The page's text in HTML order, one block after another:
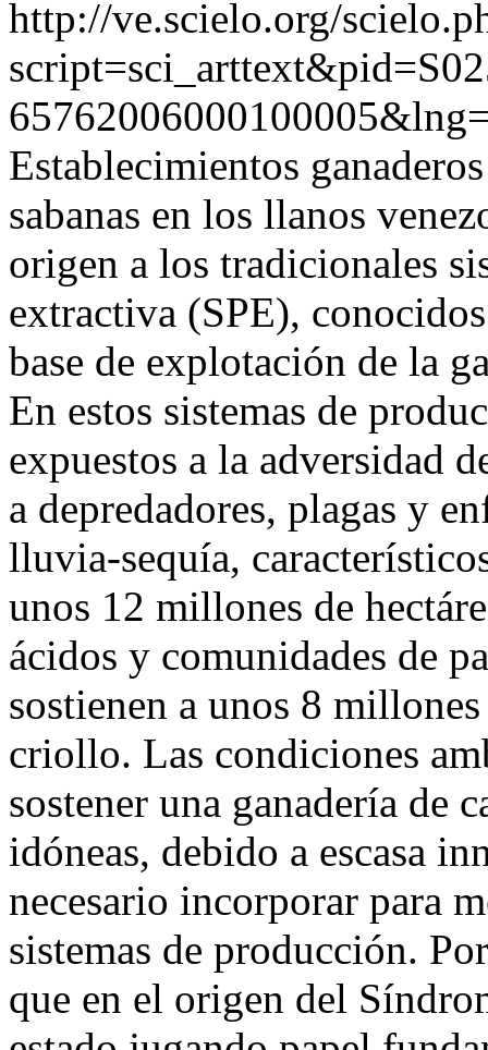
http://ve.scielo.org/
Establecimientos
sabanas en los llanos
origen a los tradicionales
extractiva (SPE),
base de explotación de la
En estos sistemas de
expuestos a la adversidad
a depredadores, plagas y
lluvia-sequía,
unos 12 millones de
ácidos y comunidades de
sostienen a unos 8
criollo. Las condiciones
sostener una ganadería de
idóneas, debido a escasa
necesario incorporar para
sistemas de producción.
que en el origen del